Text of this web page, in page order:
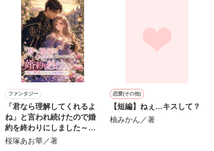
「俺なら　亜恋を
泣かせたりしないのに…」
愛斗はまっすぐ私を見る。
ユウと愛斗の間で
揺れ動く　私は
再び涙恋の魔法にかけられ
運命の再会を選んだ………
ファンタジー
「君なら理解してくれるよ
ね」と言われ続けたので婚
約を終わりにしました～私
を一番に選んでくれたのは
桜塚あお華／著
恋愛(その他)
【短編】ねぇ…キスして？
柚みかん／著